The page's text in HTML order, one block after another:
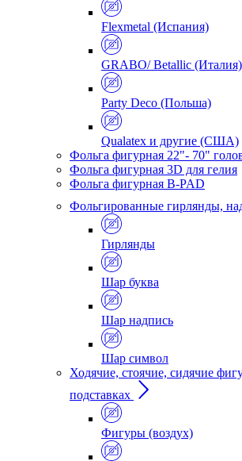
Flexmetal (Испания)
GRABO/ Betallic (Италия)
Party Deco (Польша)
Qualatex и другие (США)
Фольга фигурная 22"- 70"
Фольга фигурная 3D для гелия
Фольга фигурная B-PAD
Фольгированные гирлянды,
Гирлянды
Шар буква
Шар надпись
Шар символ
Ходячие, стоячие, сидячие
подставках
Фигуры (воздух)